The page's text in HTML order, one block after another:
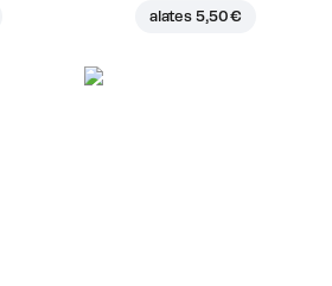
alates 5,50 €